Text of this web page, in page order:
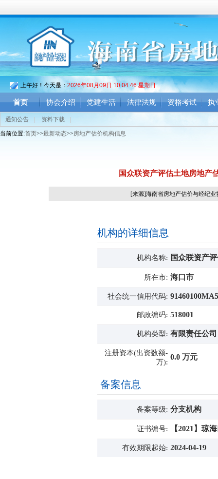
上午好！今天是： 2026年08月09日 10:04:46 星期日
首页 协会介绍 党建生活 法律法规 资格考试 执
通知公告 资料下载
当前位置:首页>>最新动态>>房地产估价机构信息
国众联资产评估土地房地产
[来源]海南省房地产估价与经纪
机构的详细信息
机构名称: 国众联资产
所在市: 海口市
社会统一信用代码:
邮政编码: 518001
机构类型: 有限责任公司
注册资本(出资数额-
万):
0.0 万元
备案信息
备案等级: 分支机构
证书编号: 【2021】琼
有效期限起始: 2024-04-19